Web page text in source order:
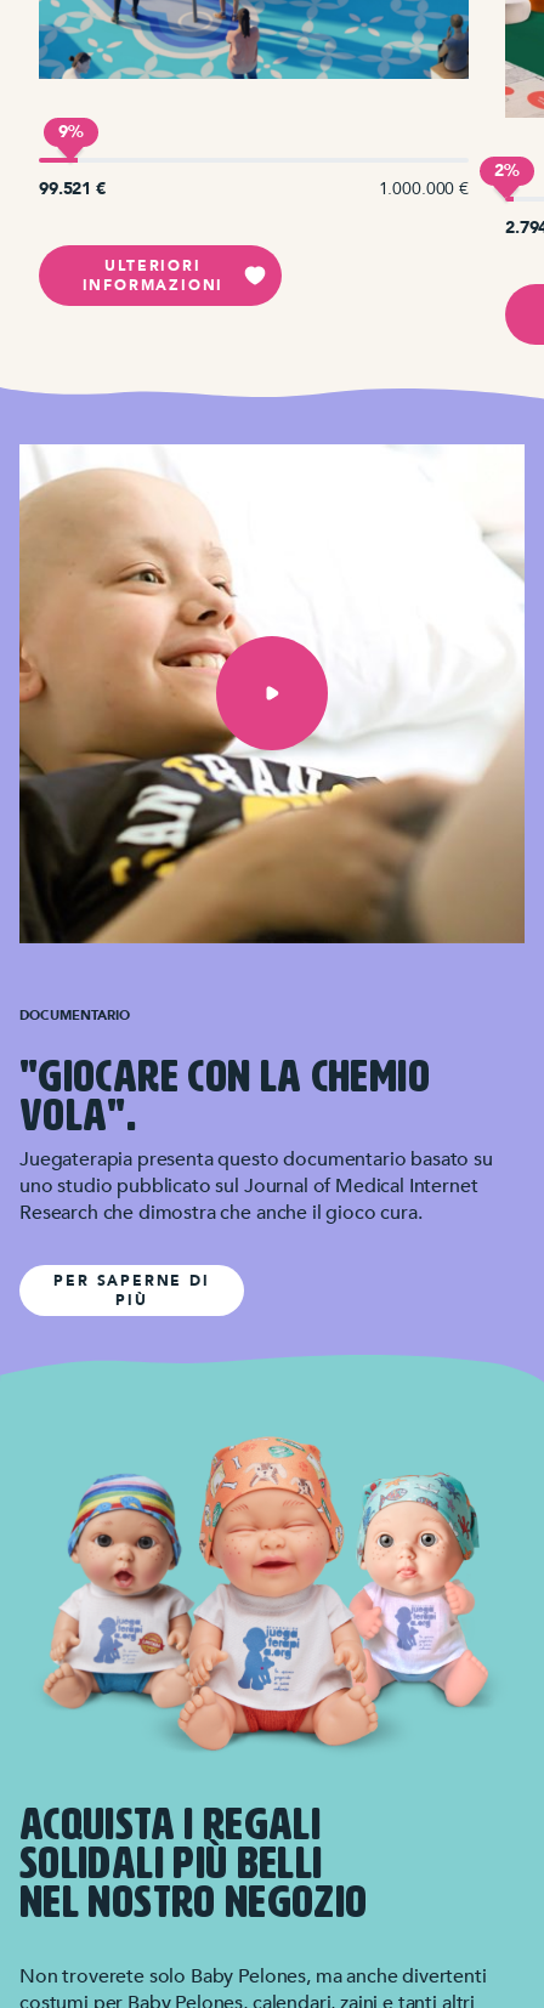
9%
99.521 € 1.000.000 €
ULTERIORI
INFORMAZIONI
2%
DOCUMENTARIO
"GIOCARE CON LA CHEMIO
VOLA".
Juegaterapia presenta questo documentario basato su
uno studio pubblicato sul Journal of Medical Internet
Research che dimostra che anche il gioco cura.
PER SAPERNE DI
PIÙ
ACQUISTA I REGALI
SOLIDALI PIÙ BELLI
NEL NOSTRO NEGOZIO
Non troverete solo Baby Pelones, ma anche divertenti